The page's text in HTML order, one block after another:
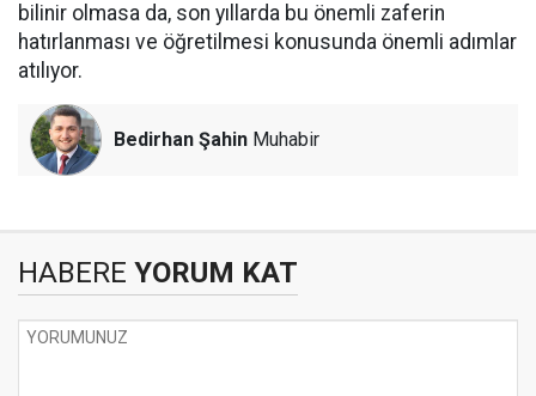
bilinir olmasa da, son yıllarda bu önemli zaferin
hatırlanması ve öğretilmesi konusunda önemli adımlar
atılıyor.
Bedirhan Şahin Muhabir
HABERE YORUM KAT